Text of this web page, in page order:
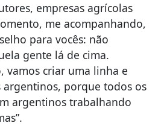
empresas agrícolas
me acompanhando,
para vocês: não
gente lá de cima.
vamos criar uma linha e
argentinos, porque todos os
argentinos trabalhando